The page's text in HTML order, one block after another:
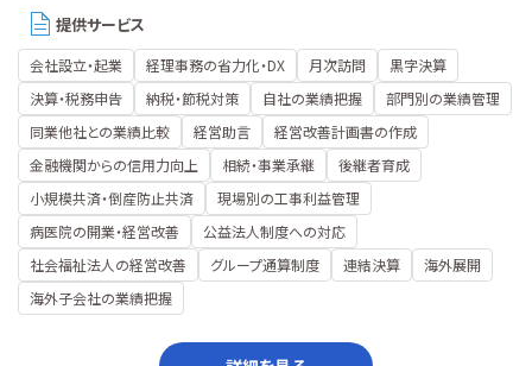
提供サービス
会社設立・起業 経理事務の省力化・DX 月次訪問
黒字決算
決算・税務申告
納税・節税対策 自社の業績把握
部門別の業績管理
同業他社との業績比較
経営助言
経営改善計画書の作成
金融機関からの信用力向上
相続・事業承継
後継者育成
小規模共済・倒産防止共済
現場別の工事利益管理
病医院の開業・経営改善
公益法人制度への対応
社会福祉法人の経営改善
グループ通算制度 連結決算
海外展開
海外子会社の業績把握